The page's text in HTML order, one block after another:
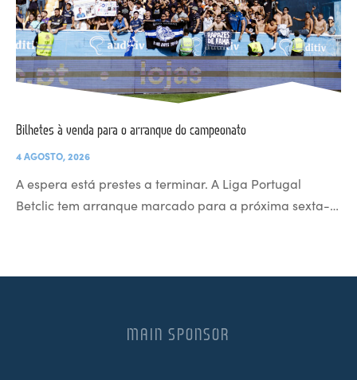
Bilhetes à venda para o arranque do campeonato
4 AGOSTO, 2026
A espera está prestes a terminar. A Liga Portugal
Betclic tem arranque marcado para a próxima sexta-…
MAIN SPONSOR